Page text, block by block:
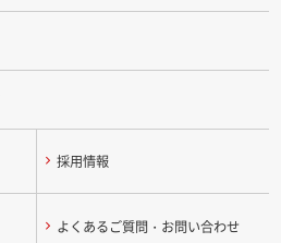
採用情報
よくあるご質問・お問い合わせ